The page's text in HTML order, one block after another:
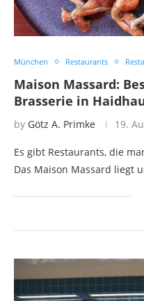
München Restaurants
Maison Massard:
Brasserie in
by Götz A. Primke 19.
Es gibt Restaurants, die
Das Maison Massard liegt